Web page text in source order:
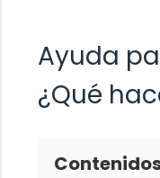
Ayuda
¿Qué